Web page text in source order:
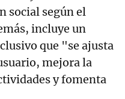
social según el
incluye un
que "se ajusta
mejora la
y fomenta